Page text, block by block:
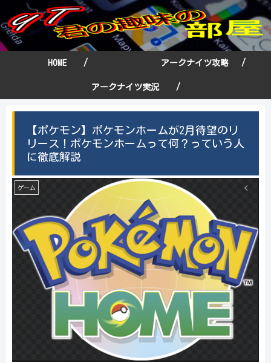
HOME / アークナイツ攻略 /
アークナイツ実況 /
【ポケモン】ポケモンホームが2月待望のリ
リース！ポケモンホームって何？っていう人
に徹底解説
ゲーム